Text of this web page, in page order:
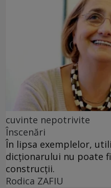
cuvinte nepotrivite
Înscenări
În lipsa exemplelor,
dicționarului nu poate
construcții.
Rodica ZAFIU